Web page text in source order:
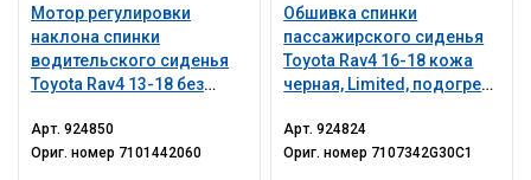
Мотор регулировки
наклона спинки
водительского сиденья
Toyota Rav4 13-18 без
Арт.924850
Ориг. номер 7101442060
Обшивка спинки
пассажирского сиденья
Toyota Rav4 16-18 кожа
черная, Limited, подогрев,
Арт.924824
Ориг. номер 7107342G30C1